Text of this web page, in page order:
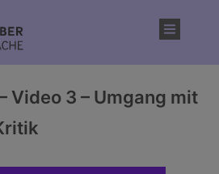
Video 3 – Umgang mit